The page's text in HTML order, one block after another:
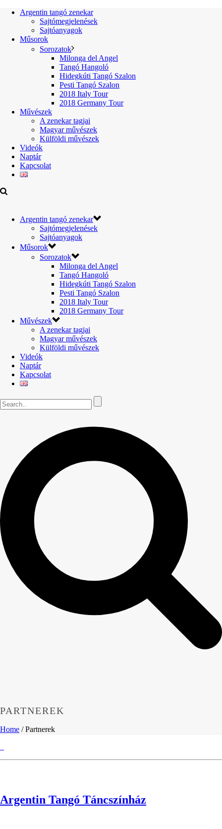
Argentin tangó zenekar
Sajtómegjelenések
Sajtóanyagok
Műsorok
Sorozatok
Milonga del Angel
Tangó Hangoló
Hidegkúti Tangó Szalon
Pesti Tangó Szalon
2018 Italy Tour
2018 Germany Tour
Művészek
A zenekar tagjai
Magyar művészek
Külföldi művészek
Videók
Naptár
Kapcsolat
Argentin tangó zenekar
Sajtómegjelenések
Sajtóanyagok
Műsorok
Sorozatok
Milonga del Angel
Tangó Hangoló
Hidegkúti Tangó Szalon
Pesti Tangó Szalon
2018 Italy Tour
2018 Germany Tour
Művészek
A zenekar tagjai
Magyar művészek
Külföldi művészek
Videók
Naptár
Kapcsolat
PARTNEREK
Home /Partnerek
Argentin Tangó Táncszínház